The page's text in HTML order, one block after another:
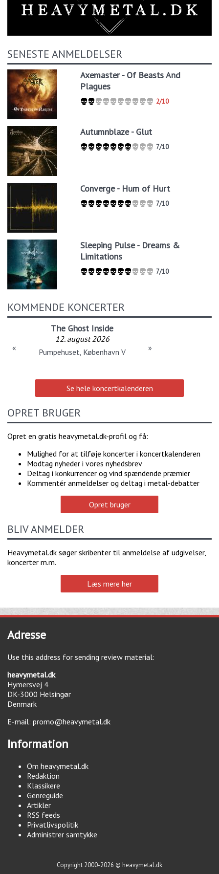
SENESTE ANMELDELSER
Axemaster - Of Beasts And
Plagues
2/10
Autumnblaze - Glut
7/10
Converge - Hum of Hurt
7/10
Sleeping Pulse - Dreams &
Limitations
7/10
KOMMENDE KONCERTER
The Ghost Inside
12. august 2026
Pumpehuset, København V
« »
Se hele koncertkalenderen
OPRET BRUGER
Opret en gratis heavymetal.dk-profil og få:
Mulighed for at tilføje koncerter i koncertkalenderen
Modtag nyheder i vores nyhedsbrev
Deltag i konkurrencer og vind spændende præmier
Kommentér anmeldelser og deltag i metal-debatter
Opret bruger
BLIV ANMELDER
Heavymetal.dk søger skribenter til anmeldelse af udgivelser,
koncerter m.m.
Læs mere her
Adresse
Use this address for sending review material:
heavymetal.dk
Hymersvej 4
DK-3000 Helsingør
Denmark
E-mail: promo@heavymetal.dk
Information
Om heavymetal.dk
Redaktion
Klassikere
Genreguide
Artikler
RSS feeds
Privatlivspolitik
Administrer samtykke
Copyright 2000-2026 © heavymetal.dk